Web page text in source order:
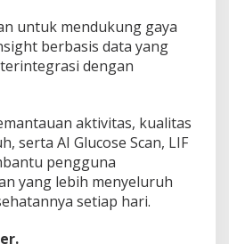
untuk mendukung gaya
berbasis data yang
dengan
aktivitas, kualitas
serta AI Glucose Scan, LIF
pengguna
yang lebih menyeluruh
setiap hari.